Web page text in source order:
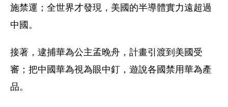
施禁運；全世界才發現，美國的半導體實力遠超過
中國。
接著，逮捕華為公主孟晚舟，計畫引渡到美國受
審；把中國華為視為眼中釘，遊說各國禁用華為產
品。